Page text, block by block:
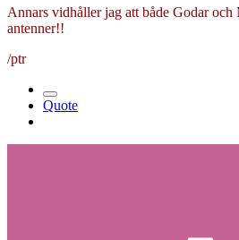
Annars vidhåller jag att både Godar
antenner!!
/ptr
Quote